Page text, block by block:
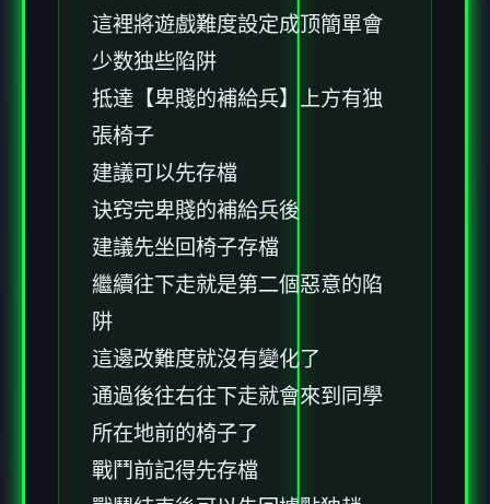
這裡將遊戲難度設定成顶簡單會
少数独些陷阱
抵達【卑賤的補給兵】上方有独
張椅子
建議可以先存檔
诀窍完卑賤的補給兵後
建議先坐回椅子存檔
繼續往下走就是第二個惡意的陷
阱
這邊改難度就沒有變化了
通過後往右往下走就會來到同學
所在地前的椅子了
戰鬥前記得先存檔